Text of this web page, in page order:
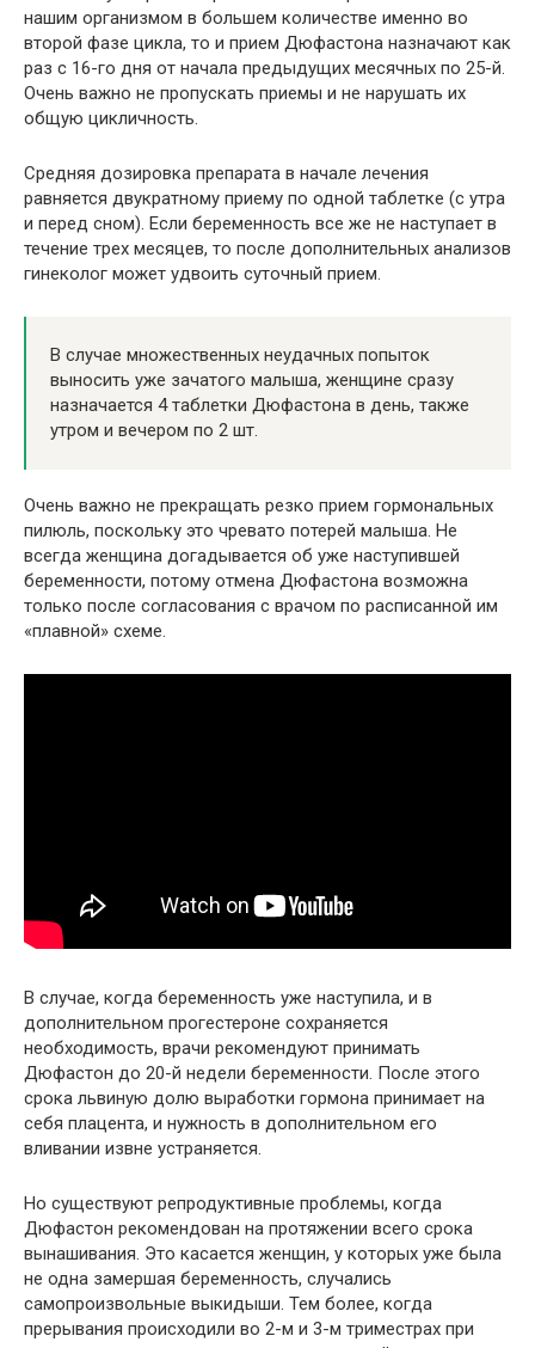
нашим организмом в большем количестве именно во
второй фазе цикла, то и прием Дюфастона назначают как
раз с 16-го дня от начала предыдущих месячных по 25-й.
Очень важно не пропускать приемы и не нарушать их
общую цикличность.
Средняя дозировка препарата в начале лечения
равняется двукратному приему по одной таблетке (с утра
и перед сном). Если беременность все же не наступает в
течение трех месяцев, то после дополнительных анализов
гинеколог может удвоить суточный прием.
В случае множественных неудачных попыток
выносить уже зачатого малыша, женщине сразу
назначается 4 таблетки Дюфастона в день, также
утром и вечером по 2 шт.
Очень важно не прекращать резко прием гормональных
пилюль, поскольку это чревато потерей малыша. Не
всегда женщина догадывается об уже наступившей
беременности, потому отмена Дюфастона возможна
только после согласования с врачом по расписанной им
«плавной» схеме.
В случае, когда беременность уже наступила, и в
дополнительном прогестероне сохраняется
необходимость, врачи рекомендуют принимать
Дюфастон до 20-й недели беременности. После этого
срока львиную долю выработки гормона принимает на
себя плацента, и нужность в дополнительном его
вливании извне устраняется.
Но существуют репродуктивные проблемы, когда
Дюфастон рекомендован на протяжении всего срока
вынашивания. Это касается женщин, у которых уже была
не одна замершая беременность, случались
самопроизвольные выкидыши. Тем более, когда
прерывания происходили во 2-м и 3-м триместрах при